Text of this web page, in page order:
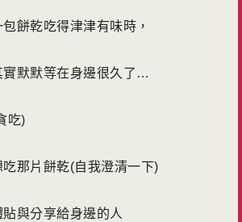
餅乾吃得津津有味時，
實默默等在身邊很久了…
吃)
那片餅乾(自我澄清一下)
與分享給身邊的人